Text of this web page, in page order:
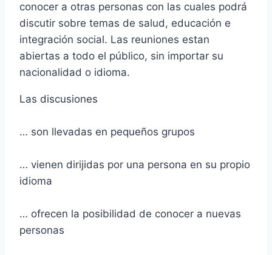
conocer a otras personas con las cuales podrá
discutir sobre temas de salud, educación e
integración social. Las reuniones estan
abiertas a todo el público, sin importar su
nacionalidad o idioma.
Las discusiones
… son llevadas en pequeños grupos
… vienen dirijidas por una persona en su propio
idioma
… ofrecen la posibilidad de conocer a nuevas
personas